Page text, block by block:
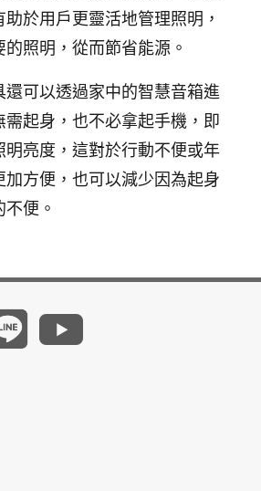
於用戶更靈活地管理照明，
照明，從而節省能源。
還可以透過家中的智慧音箱進
需起身，也不必拿起手機，即
明亮度，這對於行動不便或年
加方便，也可以減少因為起身
便。